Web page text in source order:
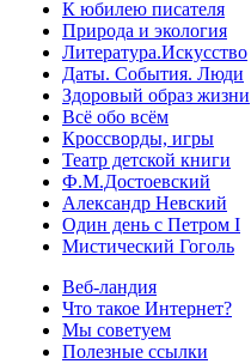
К юбилею писателя
Природа и экология
Литература.Искусство
Даты. События. Люди
Здоровый образ жизни
Всё обо всём
Кроссворды, игры
Театр детской книги
Ф.М.Достоевский
Александр Невский
Один день с Петром I
Мистический Гоголь
Веб-ландия
Что такое Интернет?
Мы советуем
Полезные ссылки